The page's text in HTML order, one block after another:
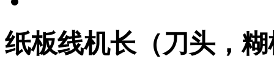
纸板线机长（刀头，